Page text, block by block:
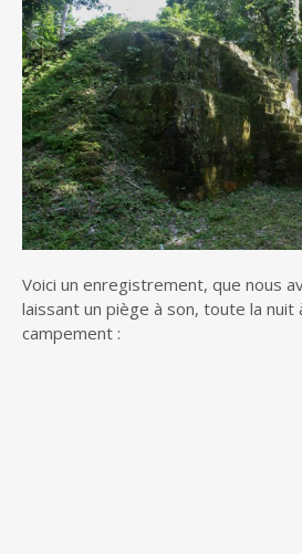
Voici un enregistrement, que nous
laissant un piège à son, toute la
campement :